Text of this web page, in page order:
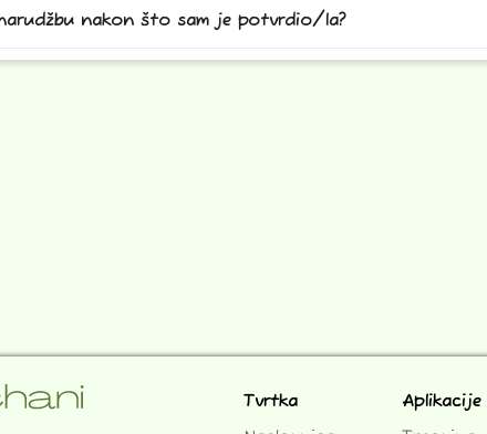
nakon što sam je potvrdio/la?
Tvrtka
Aplikacije